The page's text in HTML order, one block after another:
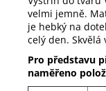
velmi jemně.
je hebký na
celý den.
Pro představu
naměřeno